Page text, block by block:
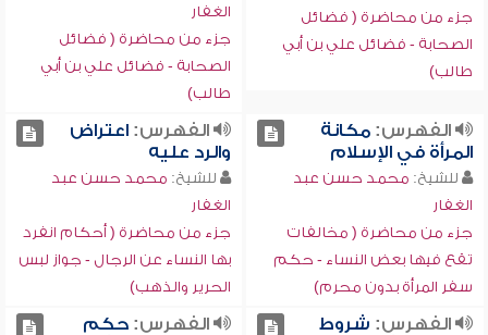
جزء من محاضرة ( فضائل
الصحابة - فضائل علي بن أبي
طالب)
الغفار
جزء من محاضرة ( فضائل
الصحابة - فضائل علي بن أبي
طالب)
الفهرس:مكانة
المرأة في الإسلام
للشيخ: محمد حسن عبد
الغفار
جزء من محاضرة ( مخالفات
تقع فيها بعض النساء - حكم
سفر المرأة بدون محرم)
الفهرس:اعتراض
والرد عليه
للشيخ: محمد حسن عبد
الغفار
جزء من محاضرة ( أحكام انفرد
بها النساء عن الرجال - جواز لبس
الحرير والذهب)
الفهرس: شروط
الفهرس:حكم